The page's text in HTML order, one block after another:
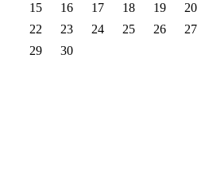
15
16 17 18 19
20
22
23 24 25 26
27
29
30